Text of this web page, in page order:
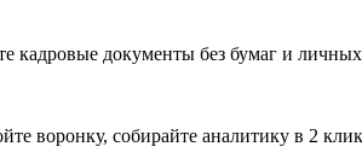
кадровые документы без бумаг и
воронку, собирайте аналитику в 2